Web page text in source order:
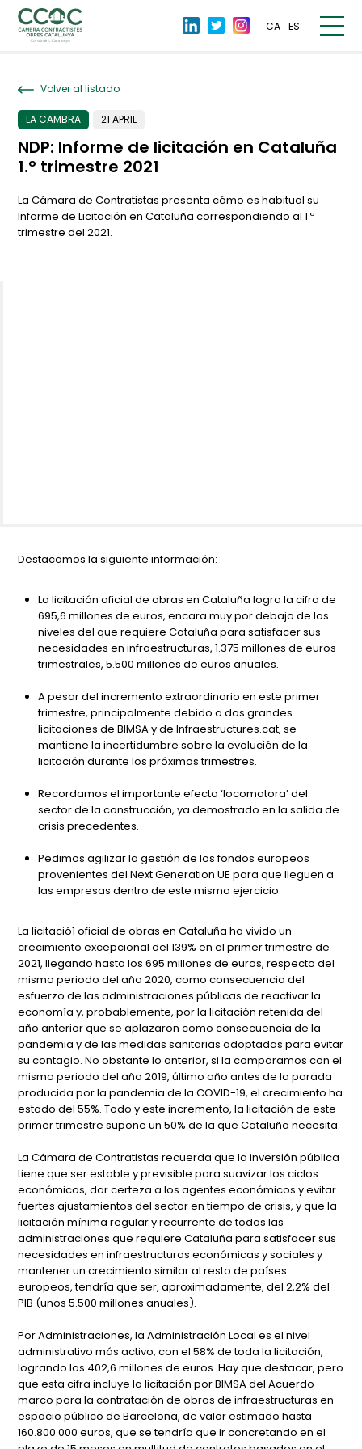
CA ES
Volver al listado
LA CAMBRA 21 APRIL
NDP: Informe de licitación en Cataluña
1.º trimestre 2021
La Cámara de Contratistas presenta cómo es habitual su
Informe de Licitación en Cataluña correspondiendo al 1.º
trimestre del 2021.
Destacamos la siguiente información:
La licitación oficial de obras en Cataluña logra la cifra de
695,6 millones de euros, encara muy por debajo de los
niveles del que requiere Cataluña para satisfacer sus
necesidades en infraestructuras, 1.375 millones de euros
trimestrales, 5.500 millones de euros anuales.
A pesar del incremento extraordinario en este primer
trimestre, principalmente debido a dos grandes
licitaciones de BIMSA y de Infraestructures.cat, se
mantiene la incertidumbre sobre la evolución de la
licitación durante los próximos trimestres.
Recordamos el importante efecto ‘locomotora’ del
sector de la construcción, ya demostrado en la salida de
crisis precedentes.
Pedimos agilizar la gestión de los fondos europeos
provenientes del Next Generation UE para que lleguen a
las empresas dentro de este mismo ejercicio.
La licitació1 oficial de obras en Cataluña ha vivido un
crecimiento excepcional del 139% en el primer trimestre de
2021, llegando hasta los 695 millones de euros, respecto del
mismo periodo del año 2020, como consecuencia del
esfuerzo de las administraciones públicas de reactivar la
economía y, probablemente, por la licitación retenida del
año anterior que se aplazaron como consecuencia de la
pandemia y de las medidas sanitarias adoptadas para evitar
su contagio. No obstante lo anterior, si la comparamos con el
mismo periodo del año 2019, último año antes de la parada
producida por la pandemia de la COVID-19, el crecimiento ha
estado del 55%. Todo y este incremento, la licitación de este
primer trimestre supone un 50% de la que Cataluña necesita.
La Cámara de Contratistas recuerda que la inversión pública
tiene que ser estable y previsible para suavizar los ciclos
económicos, dar certeza a los agentes económicos y evitar
fuertes ajustamientos del sector en tiempo de crisis, y que la
licitación mínima regular y recurrente de todas las
administraciones que requiere Cataluña para satisfacer sus
necesidades en infraestructuras económicas y sociales y
mantener un crecimiento similar al resto de países
europeos, tendría que ser, aproximadamente, del 2,2% del
PIB (unos 5.500 millones anuales).
Por Administraciones, la Administración Local es el nivel
administrativo más activo, con el 58% de toda la licitación,
logrando los 402,6 millones de euros. Hay que destacar, pero
que esta cifra incluye la licitación por BIMSA del Acuerdo
marco para la contratación de obras de infraestructuras en
espacio público de Barcelona, de valor estimado hasta
160.800.000 euros, que se tendría que ir concretando en el